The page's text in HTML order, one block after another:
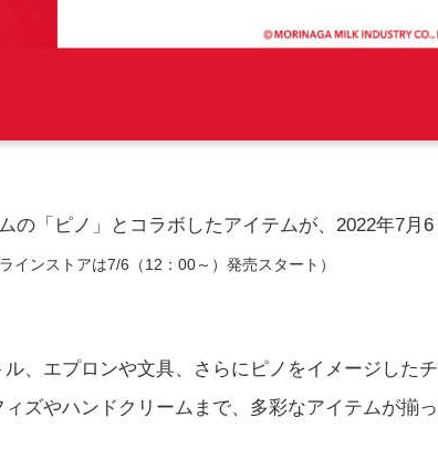
の「ピノ」とコラボしたアイテムが、2022年7月6
インストアは7/6（12：00～）発売スタート）
、エプロンや文具、さらにピノをイメージしたチ
ズやハンドクリームまで、多彩なアイテムが揃っ